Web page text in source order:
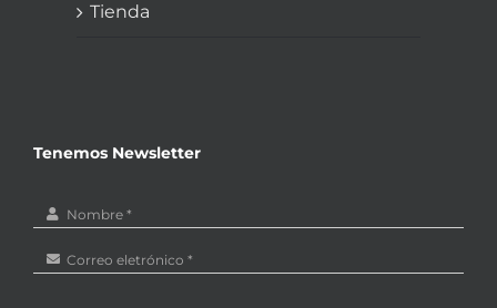
Tienda
Tenemos Newsletter